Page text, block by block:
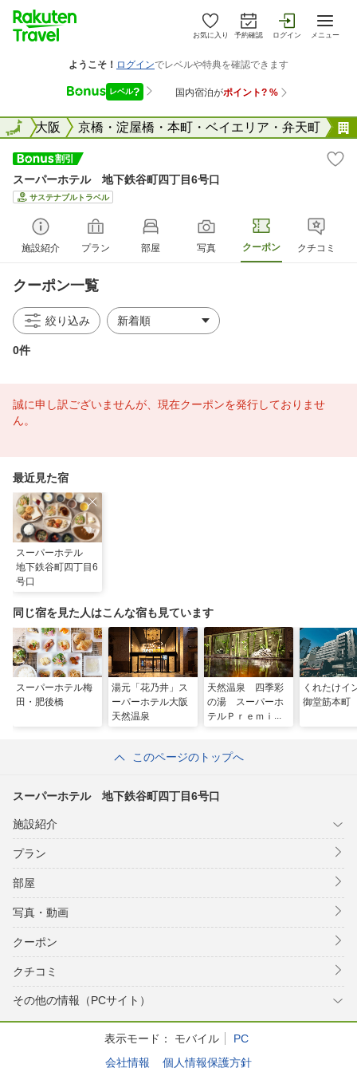
お気に入り 予約確認 ログイン メニュー
府 大阪 京橋・淀屋橋・本町・ベイエリア・弁天町
全国
スーパーホテル 地下鉄谷町四丁目6号口
サステナブルトラベル
施設紹介 プラン 部屋 写真 クーポン クチコミ
クーポン一覧
絞り込み
0件
誠に申し訳ございませんが、現在クーポンを発行しておりませ
ん。
最近見た宿
スーパーホテル
地下鉄谷町四丁目6
号口
同じ宿を見た人はこんな宿も見ています
スーパーホテル梅
田・肥後橋
湯元「花乃井」ス
ーパーホテル大阪
天然温泉
天然温泉 四季彩
の湯 スーパーホ
テルＰｒｅｍｉｅ
くれたけイ
御堂筋本町
このページのトップへ
スーパーホテル 地下鉄谷町四丁目6号口
施設紹介
プラン
部屋
写真・動画
クーポン
クチコミ
その他の情報（PCサイト）
表示モード： モバイル
PC
会社情報
個人情報保護方針